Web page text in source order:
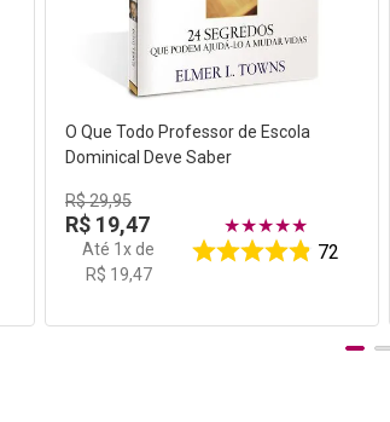
O Que Todo Professor de Escola
Dominical Deve Saber
R$29,95
R$ 19,47
Até 1x de
R$ 19,47
★★★★★
72